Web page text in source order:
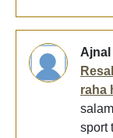
Ajnal
raha
sport